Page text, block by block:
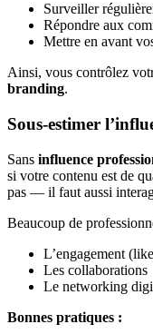
Surveiller
Répondre aux
Mettre en avant
Ainsi, vous contrôlez
branding.
Sous-estimer
Sans influence
si votre contenu est de
pas — il faut aussi
Beaucoup de
L’engagement
Les collaborations
Le networking
Bonnes pratiques :